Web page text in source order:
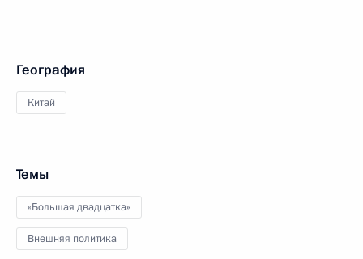
География
Китай
Темы
«Большая двадцатка»
Внешняя политика